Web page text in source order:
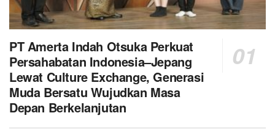
PT Amerta Indah Otsuka Perkuat
Persahabatan Indonesia–Jepang
Lewat Culture Exchange, Generasi
Muda Bersatu Wujudkan Masa
Depan Berkelanjutan